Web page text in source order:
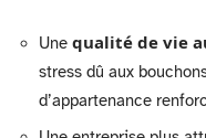
Une qualité de vie
stress dû aux
d’appartenance